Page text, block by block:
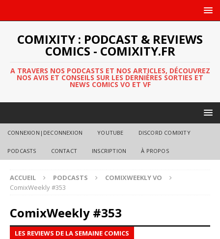
COMIXITY : PODCAST & REVIEWS
COMICS - COMIXITY.FR
A TRAVERS NOS PODCASTS ET NOS ARTICLES, DÉCOUVREZ
NOS AVIS ET CONSEILS SUR LES DERNIÈRES SORTIES ET
NEWS COMICS VO ET VF
CONNEXION|DECONNEXION YOUTUBE DISCORD COMIXITY
PODCASTS CONTACT INSCRIPTION À PROPOS
ACCUEIL PODCASTS
COMIXWEEKLY VO
ComixWeekly #353
ComixWeekly #353
LES REVIEWS DE LA SEMAINE COMICS